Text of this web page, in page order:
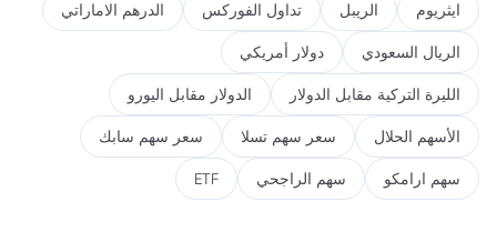
ايثريوم الريبل تداول الفوركس الدرهم الاماراتي
الريال السعودي دولار أمريكي
الليرة التركية مقابل الدولار الدولار مقابل اليورو
الأسهم الحلال سعر سهم تسلا سعر سهم سابك
سهم ارامكو سهم الراجحي ETF